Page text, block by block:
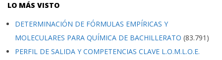
LO MÁS VISTO
DETERMINACIÓN DE FÓRMULAS EMPÍRICAS Y
MOLECULARES PARA QUÍMICA DE BACHILLERATO (83.791)
PERFIL DE SALIDA Y COMPETENCIAS CLAVE L.O.M.L.O.E.